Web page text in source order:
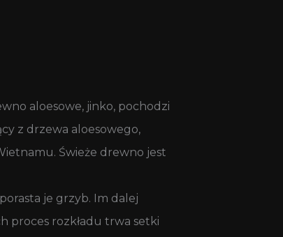
aloesowe, jinko, pochodzi
z drzewa aloesowego,
Świeże drewno jest
je grzyb. Im dalej
proces rozkładu trwa setki